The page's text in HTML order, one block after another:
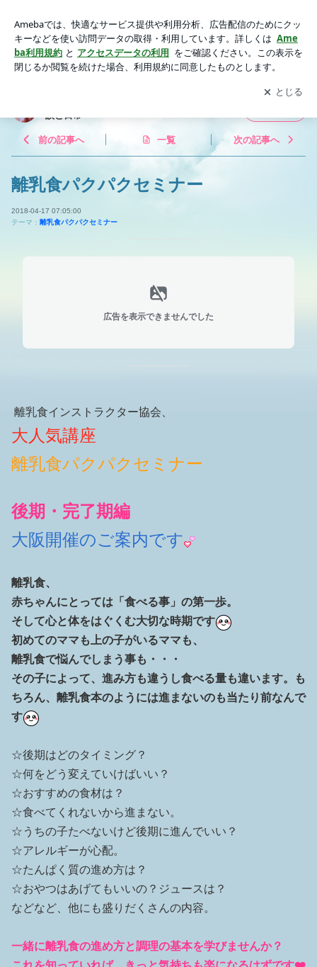
母の体験談と日常
アプリをダウンロードして ブログの更新通知
を受け取りまし
ょう。
開く
談と日常
前の記事へ 一覧 次の記事へ
離乳食パクパクセミナー
2018-04-17 07:05:00
テーマ： 離乳食パクパクセミナー
広告を表示できませんでした
離乳食インストラクター協会、
大人気講座
離乳食パクパクセミナー
後期・完了期編
大阪開催のご案内です
離乳食、
赤ちゃんにとっては「食べる事」の第一歩。
そして心と体をはぐくむ大切な時期です
初めてのママも上の子がいるママも、
離乳食で悩んでしまう事も・・・
その子によって、進み方も違うし食べる量も違います。も
ちろん、離乳食本のようには進まないのも当たり前なんで
す
☆後期はどのタイミング？
☆何をどう変えていけばいい？
☆おすすめの食材は？
☆食べてくれないから進まない。
☆うちの子たべないけど後期に進んでいい？
☆アレルギーが心配。
☆たんぱく質の進め方は？
☆おやつはあげてもいいの？ジュースは？
などなど、他にも盛りだくさんの内容。
一緒に離乳食の進め方と調理の基本を学びませんか？